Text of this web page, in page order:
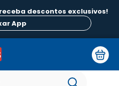
descontos exclusivos!
App